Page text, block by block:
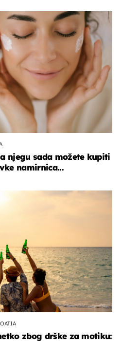
njegu sada možete kupiti
namirnica...
zbog drške za motiku: